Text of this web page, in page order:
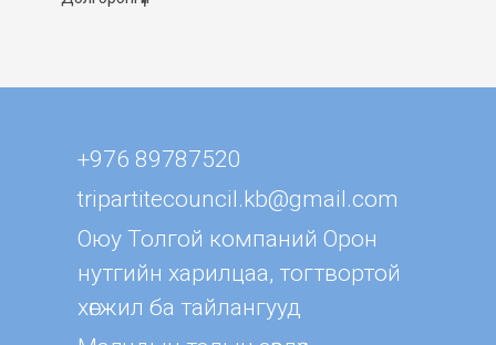
+976 89787520
tripartitecouncil.kb@gmail.com
Оюу Толгой компаний Орон
нутгийн харилцаа, тогтвортой
хөгжил ба тайлангууд